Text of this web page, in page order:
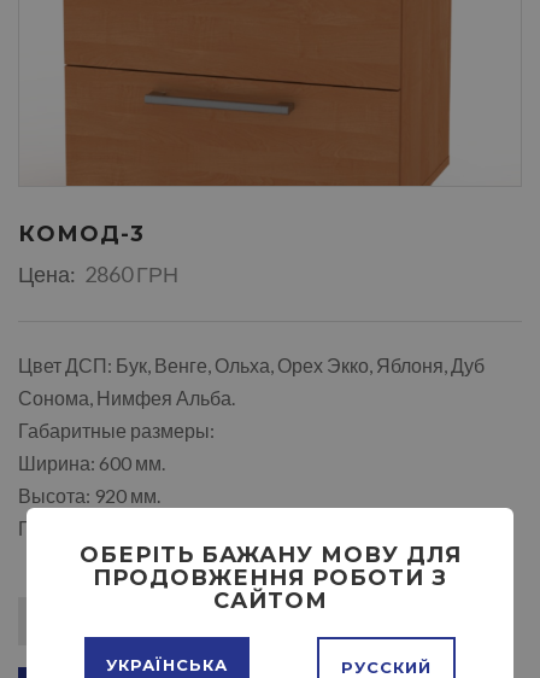
КОМОД-3
Цена: 2860 ГРН
Цвет ДСП: Бук, Венге, Ольха, Орех Экко, Яблоня, Дуб
Сонома, Нимфея Альба.
Габаритные размеры:
Ширина: 600 мм.
Высота: 920 мм.
Глубина: 370 мм.
ОБЕРІТЬ БАЖАНУ МОВУ ДЛЯ
ПРОДОВЖЕННЯ РОБОТИ З
САЙТОМ
УКРАЇНСЬКА РУССКИЙ